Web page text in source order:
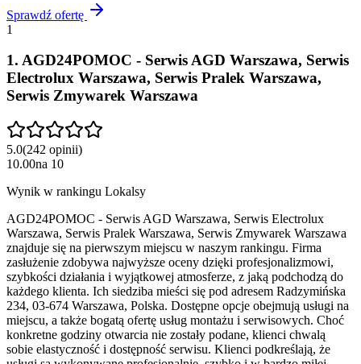
Sprawdź ofertę
1
1. AGD24POMOC - Serwis AGD Warszawa, Serwis
Electrolux Warszawa, Serwis Pralek Warszawa,
Serwis Zmywarek Warszawa
5.0(242 opinii)
10.00na 10
Wynik w rankingu Lokalsy
AGD24POMOC - Serwis AGD Warszawa, Serwis Electrolux
Warszawa, Serwis Pralek Warszawa, Serwis Zmywarek Warszawa
znajduje się na pierwszym miejscu w naszym rankingu. Firma
zasłużenie zdobywa najwyższe oceny dzięki profesjonalizmowi,
szybkości działania i wyjątkowej atmosferze, z jaką podchodzą do
każdego klienta. Ich siedziba mieści się pod adresem Radzymińska
234, 03-674 Warszawa, Polska. Dostępne opcje obejmują usługi na
miejscu, a także bogatą ofertę usług montażu i serwisowych. Choć
konkretne godziny otwarcia nie zostały podane, klienci chwalą
sobie elastyczność i dostępność serwisu. Klienci podkreślają, że